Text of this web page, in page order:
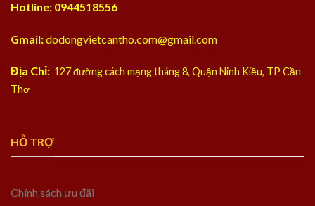
Hotline: 0944518556
Gmail:dodongvietcantho.com@gmail.com
Địa Chỉ: 127 đường cách mạng tháng 8, Quận Ninh Kiều, TP Cần
Thơ
HỖ TRỢ
Chính sách ưu đãi